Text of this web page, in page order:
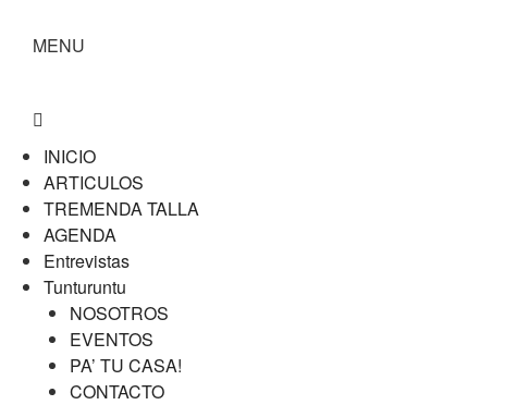
MENU
INICIO
ARTICULOS
TREMENDA TALLA
AGENDA
Entrevistas
Tunturuntu
NOSOTROS
EVENTOS
PA’ TU CASA!
CONTACTO